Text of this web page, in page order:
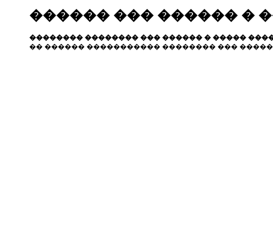
������ ��� ������ �
�������� �������� ��� ������ � �����
�� ������ ����������� �������� ���